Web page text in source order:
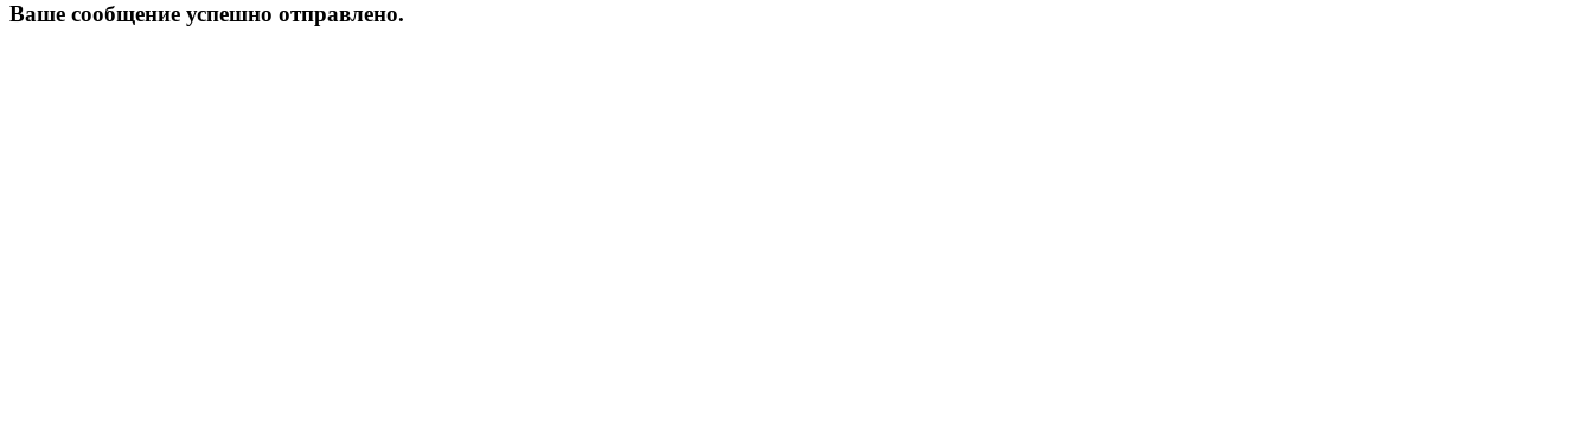
Ваше сообщение успешно отправлено.